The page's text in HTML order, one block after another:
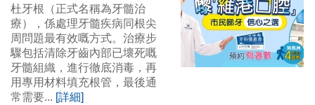
根後點解必須做牙冠？維
港口腔話你知！
杜牙根（正式名稱為牙髓治
療），係處理牙髓疾病同根尖
周問題最有效嘅方式。治療步
驟包括清除牙齒內部已壞死嘅
牙髓組織，進行徹底消毒，再
用專用材料填充根管，最後通
常需要... [詳細]